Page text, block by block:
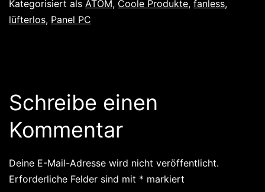
Kategorisiert als ATOM, Coole Produkte, fanless,
lüfterlos, Panel PC
Schreibe einen
Kommentar
Deine E-Mail-Adresse wird nicht veröffentlicht.
Erforderliche Felder sind mit * markiert